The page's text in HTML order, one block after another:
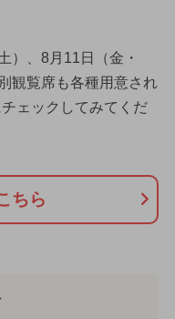
）、8月11日（金・
観覧席も各種用意され
ェックしてみてくだ
ちら